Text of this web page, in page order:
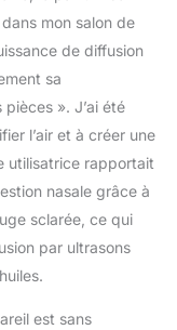
mon salon de
de diffusion
sa
». J’ai été
l’air et à créer une
utilisatrice rapportait
nasale grâce à
sclarée, ce qui
par ultrasons
est sans